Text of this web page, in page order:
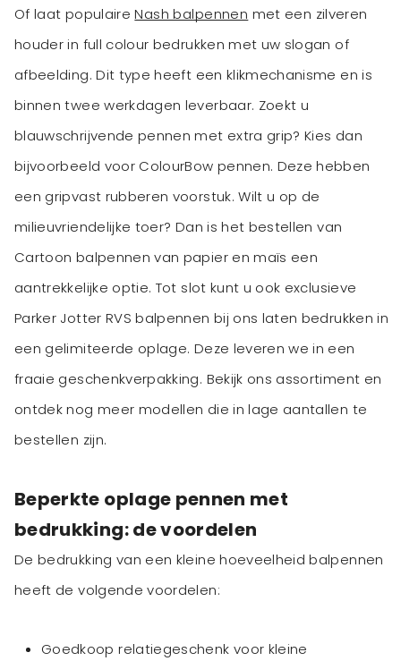
Of laat populaireNash balpennen met een zilveren
houder in full colour bedrukken met uw slogan of
afbeelding. Dit type heeft een klikmechanisme en is
binnen twee werkdagen leverbaar. Zoekt u
blauwschrijvende pennen met extra grip? Kies dan
bijvoorbeeld voor ColourBow pennen. Deze hebben
een gripvast rubberen voorstuk. Wilt u op de
milieuvriendelijke toer? Dan is het bestellen van
Cartoon balpennen van papier en maïs een
aantrekkelijke optie. Tot slot kunt u ook exclusieve
Parker Jotter RVS balpennen bij ons laten bedrukken in
een gelimiteerde oplage. Deze leveren we in een
fraaie geschenkverpakking. Bekijk ons assortiment en
ontdek nog meer modellen die in lage aantallen te
bestellen zijn.
Beperkte oplage pennen met
bedrukking: de voordelen
De bedrukking van een kleine hoeveelheid balpennen
heeft de volgende voordelen:
Goedkoop relatiegeschenk voor kleine